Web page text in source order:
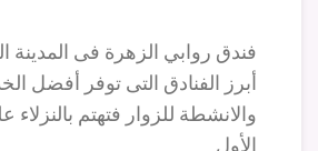
فندق روابي الزهرة فى المدينة
أبرز الفنادق التى توفر أفضل
والانشطة للزوار فتهتم بالنزلاء
الأول